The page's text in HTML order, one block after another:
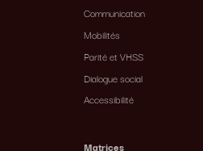
Communication
Mobilités
Parité et VHSS
Dialogue social
Accessibilité
Matrices